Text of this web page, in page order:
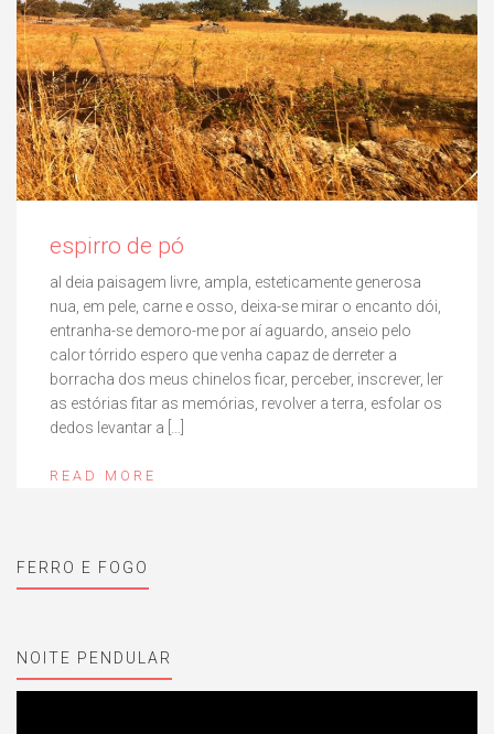
espirro de pó
al deia paisagem livre, ampla, esteticamente generosa
nua, em pele, carne e osso, deixa-se mirar o encanto dói,
entranha-se demoro-me por aí aguardo, anseio pelo
calor tórrido espero que venha capaz de derreter a
borracha dos meus chinelos ficar, perceber, inscrever, ler
as estórias fitar as memórias, revolver a terra, esfolar os
dedos levantar a […]
READ MORE
FERRO E FOGO
NOITE PENDULAR